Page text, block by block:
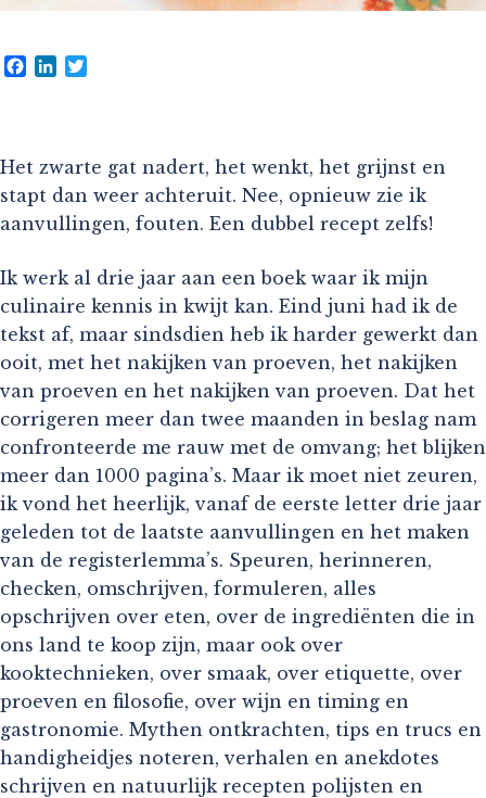
Facebook
LinkedIn
Het zwarte gat nadert, het wenkt, het grijnst en
stapt dan weer achteruit. Nee, opnieuw zie ik
aanvullingen, fouten. Een dubbel recept zelfs!
Ik werk al drie jaar aan een boek waar ik mijn
culinaire kennis in kwijt kan. Eind juni had ik de
tekst af, maar sindsdien heb ik harder gewerkt dan
ooit, met het nakijken van proeven, het nakijken
van proeven en het nakijken van proeven. Dat het
corrigeren meer dan twee maanden in beslag nam
confronteerde me rauw met de omvang; het blijken
meer dan 1000 pagina’s. Maar ik moet niet zeuren,
ik vond het heerlijk, vanaf de eerste letter drie jaar
geleden tot de laatste aanvullingen en het maken
van de registerlemma’s. Speuren, herinneren,
checken, omschrijven, formuleren, alles
opschrijven over eten, over de ingrediënten die in
ons land te koop zijn, maar ook over
kooktechnieken, over smaak, over etiquette, over
proeven en filosofie, over wijn en timing en
gastronomie. Mythen ontkrachten, tips en trucs en
handigheidjes noteren, verhalen en anekdotes
schrijven en natuurlijk recepten polijsten en